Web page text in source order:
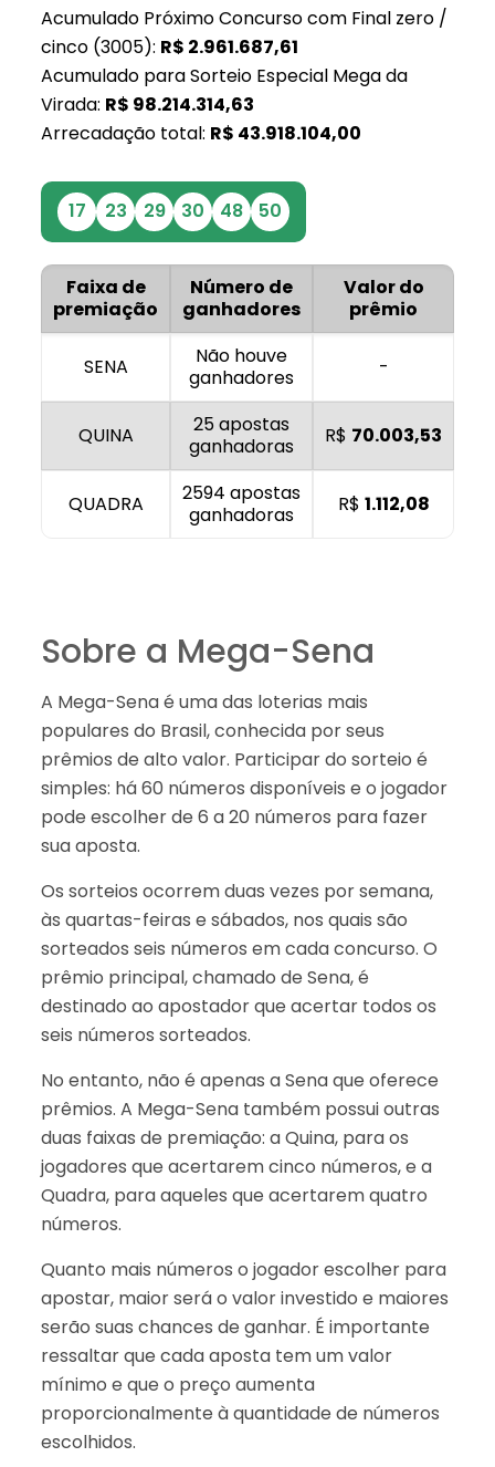
Acumulado Próximo Concurso com Final zero /
cinco (3005): R$ 2.961.687,61
Acumulado para Sorteio Especial Mega da
Virada: R$ 98.214.314,63
Arrecadação total: R$ 43.918.104,00
17 23 29 30 48 50
Faixa de
premiação
Número de
ganhadores
Valor do
prêmio
SENA
Não houve
ganhadores
-
QUINA
25 apostas
ganhadoras
R$ 70.003,53
QUADRA
2594 apostas
ganhadoras
R$ 1.112,08
Sobre a Mega-Sena
A Mega-Sena é uma das loterias mais
populares do Brasil, conhecida por seus
prêmios de alto valor. Participar do sorteio é
simples: há 60 números disponíveis e o jogador
pode escolher de 6 a 20 números para fazer
sua aposta.
Os sorteios ocorrem duas vezes por semana,
às quartas-feiras e sábados, nos quais são
sorteados seis números em cada concurso. O
prêmio principal, chamado de Sena, é
destinado ao apostador que acertar todos os
seis números sorteados.
No entanto, não é apenas a Sena que oferece
prêmios. A Mega-Sena também possui outras
duas faixas de premiação: a Quina, para os
jogadores que acertarem cinco números, e a
Quadra, para aqueles que acertarem quatro
números.
Quanto mais números o jogador escolher para
apostar, maior será o valor investido e maiores
serão suas chances de ganhar. É importante
ressaltar que cada aposta tem um valor
mínimo e que o preço aumenta
proporcionalmente à quantidade de números
escolhidos.